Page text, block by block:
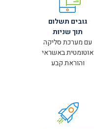
גובים תשלום
תוך שניות
עם מערכת סליקה
אוטומטית באשראי
והוראת קבע